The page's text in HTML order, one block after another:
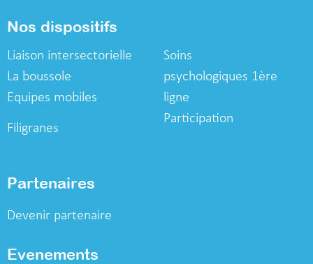
Nos dispositifs
Liaison intersectorielle
La boussole
Equipes mobiles
Filigranes
Soins
psychologiques 1ère
ligne
Participation
Partenaires
Devenir partenaire
Evenements